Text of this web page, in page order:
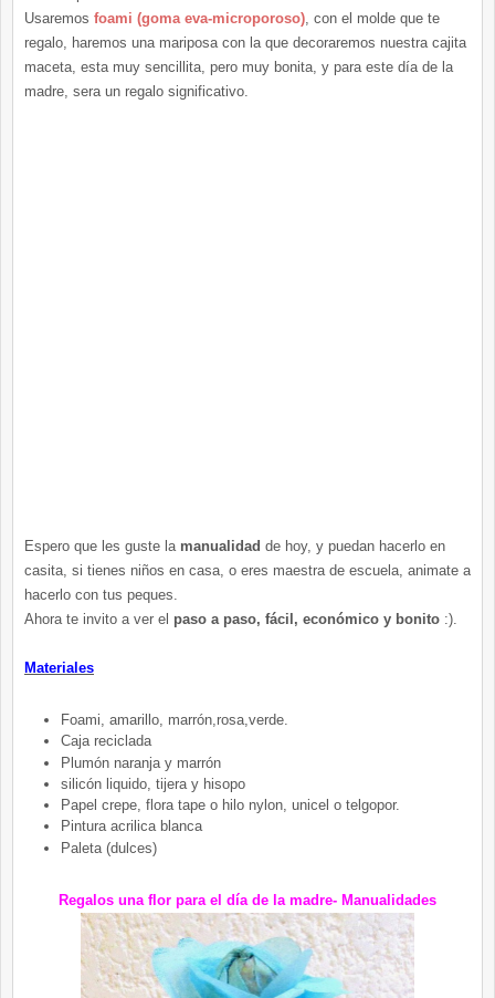
Usaremos foami (goma eva-microporoso) , con el molde que te
regalo, haremos una mariposa con la que decoraremos nuestra cajita
maceta, esta muy sencillita, pero muy bonita, y para este día de la
madre, sera un regalo significativo.
Espero que les guste la manualidad de hoy, y puedan hacerlo en
casita, si tienes niños en casa, o eres maestra de escuela, animate a
hacerlo con tus peques.
Ahora te invito a ver el paso a paso, fácil, económico y bonito :).
Materiales
Foami, amarillo, marrón,rosa,verde.
Caja reciclada
Plumón naranja y marrón
silicón liquido, tijera y hisopo
Papel crepe, flora tape o hilo nylon, unicel o telgopor.
Pintura acrilica blanca
Paleta (dulces)
Regalos una flor para el día de la madre- Manualidades